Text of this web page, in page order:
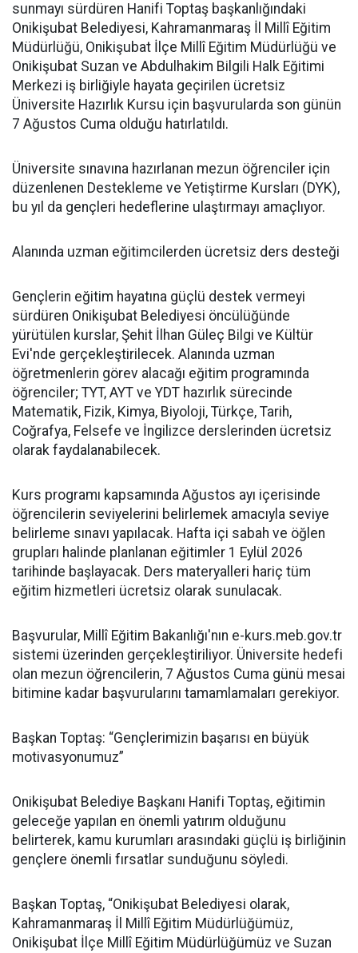
sunmayı sürdüren Hanifi Toptaş başkanlığındaki
Onikişubat Belediyesi, Kahramanmaraş İl Millî Eğitim
Müdürlüğü, Onikişubat İlçe Millî Eğitim Müdürlüğü ve
Onikişubat Suzan ve Abdulhakim Bilgili Halk Eğitimi
Merkezi iş birliğiyle hayata geçirilen ücretsiz
Üniversite Hazırlık Kursu için başvurularda son günün
7 Ağustos Cuma olduğu hatırlatıldı.
Üniversite sınavına hazırlanan mezun öğrenciler için
düzenlenen Destekleme ve Yetiştirme Kursları (DYK),
bu yıl da gençleri hedeflerine ulaştırmayı amaçlıyor.
Alanında uzman eğitimcilerden ücretsiz ders desteği
Gençlerin eğitim hayatına güçlü destek vermeyi
sürdüren Onikişubat Belediyesi öncülüğünde
yürütülen kurslar, Şehit İlhan Güleç Bilgi ve Kültür
Evi'nde gerçekleştirilecek. Alanında uzman
öğretmenlerin görev alacağı eğitim programında
öğrenciler; TYT, AYT ve YDT hazırlık sürecinde
Matematik, Fizik, Kimya, Biyoloji, Türkçe, Tarih,
Coğrafya, Felsefe ve İngilizce derslerinden ücretsiz
olarak faydalanabilecek.
Kurs programı kapsamında Ağustos ayı içerisinde
öğrencilerin seviyelerini belirlemek amacıyla seviye
belirleme sınavı yapılacak. Hafta içi sabah ve öğlen
grupları halinde planlanan eğitimler 1 Eylül 2026
tarihinde başlayacak. Ders materyalleri hariç tüm
eğitim hizmetleri ücretsiz olarak sunulacak.
Başvurular, Millî Eğitim Bakanlığı'nın e-kurs.meb.gov.tr
sistemi üzerinden gerçekleştiriliyor. Üniversite hedefi
olan mezun öğrencilerin, 7 Ağustos Cuma günü mesai
bitimine kadar başvurularını tamamlamaları gerekiyor.
Başkan Toptaş: “Gençlerimizin başarısı en büyük
motivasyonumuz”
Onikişubat Belediye Başkanı Hanifi Toptaş, eğitimin
geleceğe yapılan en önemli yatırım olduğunu
belirterek, kamu kurumları arasındaki güçlü iş birliğinin
gençlere önemli fırsatlar sunduğunu söyledi.
Başkan Toptaş, “Onikişubat Belediyesi olarak,
Kahramanmaraş İl Millî Eğitim Müdürlüğümüz,
Onikişubat İlçe Millî Eğitim Müdürlüğümüz ve Suzan